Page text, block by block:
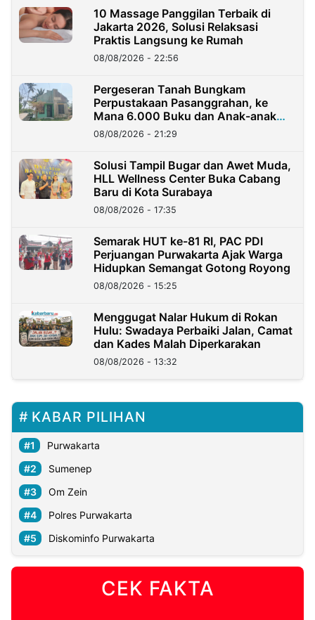
10 Massage Panggilan Terbaik di
Jakarta 2026, Solusi Relaksasi
Praktis Langsung ke Rumah
08/08/2026 - 22:56
Pergeseran Tanah Bungkam
Perpustakaan Pasanggrahan, ke
Mana 6.000 Buku dan Anak-anak
Kini?
08/08/2026 - 21:29
Solusi Tampil Bugar dan Awet Muda,
HLL Wellness Center Buka Cabang
Baru di Kota Surabaya
08/08/2026 - 17:35
Semarak HUT ke-81 RI, PAC PDI
Perjuangan Purwakarta Ajak Warga
Hidupkan Semangat Gotong Royong
08/08/2026 - 15:25
Menggugat Nalar Hukum di Rokan
Hulu: Swadaya Perbaiki Jalan, Camat
dan Kades Malah Diperkarakan
08/08/2026 - 13:32
KABAR PILIHAN
Purwakarta
Sumenep
Om Zein
Polres Purwakarta
Diskominfo Purwakarta
CEK FAKTA